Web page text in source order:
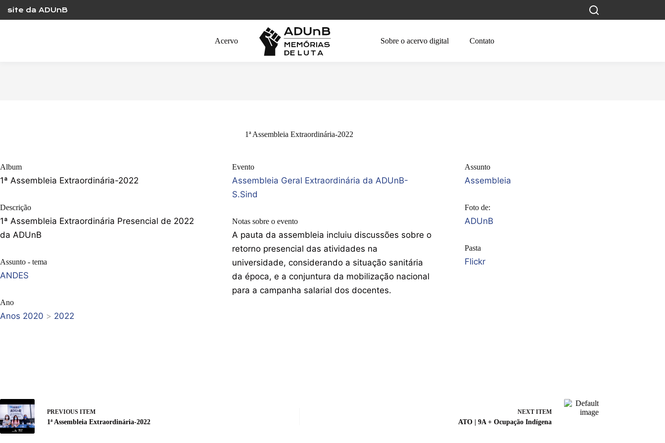
content
site da ADUnB
Acervo Sobre o acervo digital Contato
1ª Assembleia Extraordinária-2022
Album
1ª Assembleia Extraordinária-2022
Descrição
1ª Assembleia Extraordinária Presencial de 2022
da ADUnB
Assunto - tema
ANDES
Ano
Anos 2020 > 2022
Evento
Assembleia Geral Extraordinária da ADUnB-
S.Sind
Notas sobre o evento
A pauta da assembleia incluiu discussões sobre o
retorno presencial das atividades na
universidade, considerando a situação sanitária
da época, e a conjuntura da mobilização nacional
para a campanha salarial dos docentes.
Assunto
Assembleia
Foto de:
ADUnB
Pasta
Flickr
PREVIOUS ITEM
1ª Assembleia Extraordinária-2022
NEXT ITEM
ATO | 9A + Ocupação Indígena